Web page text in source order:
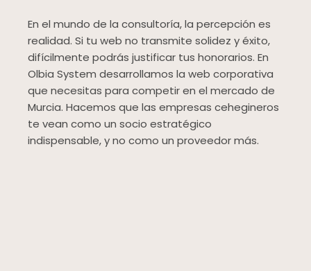
En el mundo de la consultoría, la percepción es
realidad. Si tu web no transmite solidez y éxito,
difícilmente podrás justificar tus honorarios. En
Olbia System desarrollamos la web corporativa
que necesitas para competir en el mercado de
Murcia. Hacemos que las empresas cehegineros
te vean como un socio estratégico
indispensable, y no como un proveedor más.